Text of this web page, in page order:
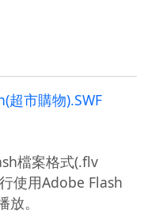
超市購物).SWF
檔案格式(.flv
使用Adobe Flash
。